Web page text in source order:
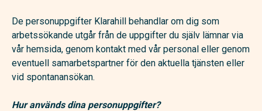
De personuppgifter Klarahill behandlar om dig som
arbetssökande utgår från de uppgifter du själv lämnar via
vår hemsida, genom kontakt med vår personal eller genom
eventuell samarbetspartner för den aktuella tjänsten eller
vid spontanansökan.
Hur används dina personuppgifter?